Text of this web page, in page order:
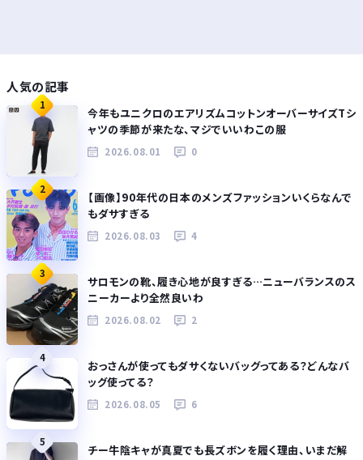
人気の記事
1
今年もユニクロのエアリズムコットンオーバーサイズTシ
ャツの季節が来たな、マジでいいわこの服
2026.08.01 0
2
【画像】90年代の日本のメンズファッションいくらなんで
もダサすぎる
2026.08.03 4
3
サロモンの靴、履き心地が良すぎる…ニューバランスのス
ニーカーより全然良いわ
2026.08.02 2
4
おっさんが使ってもダサくないバッグってある？どんなバ
ッグ使ってる？
2026.08.05 6
5
チー牛陰キャが真夏でも長ズボンを履く理由、いまだ解